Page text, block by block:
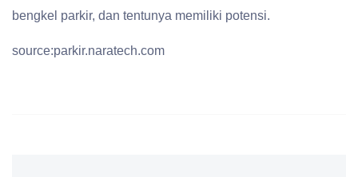
bengkel parkir, dan tentunya memiliki potensi.
source:parkir.naratech.com